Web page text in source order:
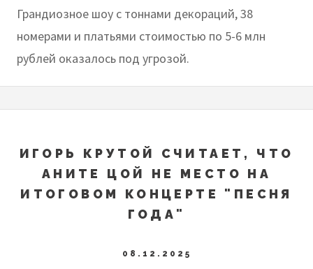
Грандиозное шоу с тоннами декораций, 38
номерами и платьями стоимостью по 5-6 млн
рублей оказалось под угрозой.
ИГОРЬ КРУТОЙ СЧИТАЕТ, ЧТО
АНИТЕ ЦОЙ НЕ МЕСТО НА
ИТОГОВОМ КОНЦЕРТЕ "ПЕСНЯ
ГОДА"
08.12.2025